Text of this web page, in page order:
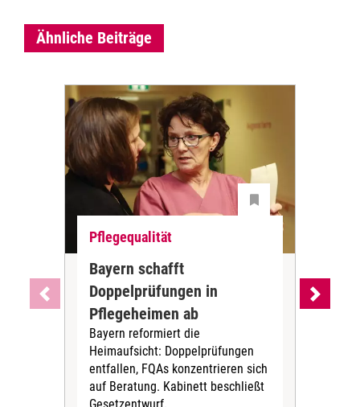
Ähnliche Beiträge
Pflegequalität
Bayern schafft
Doppelprüfungen in
Pflegeheimen ab
Bayern reformiert die
Heimaufsicht: Doppelprüfungen
entfallen, FQAs konzentrieren sich
auf Beratung. Kabinett beschließt
Gesetzentwurf.